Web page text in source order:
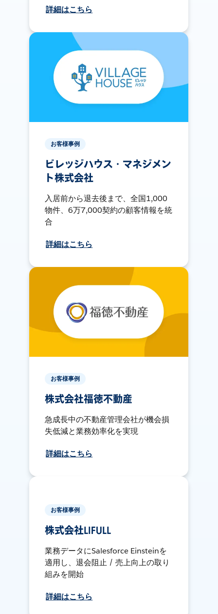
詳細はこちら
お客様事例
ビレッジハウス・マネジメン
ト株式会社
入居前から退去後まで、全国1,000
物件、6万7,000契約の顧客情報を統
合
詳細はこちら
お客様事例
株式会社福徳不動産
急成長中の不動産管理会社が機会損
失低減と業務効率化を実現
詳細はこちら
お客様事例
株式会社LIFULL
業務データにSalesforce Einsteinを
適用し、退会阻止 / 売上向上の取り
組みを開始
詳細はこちら